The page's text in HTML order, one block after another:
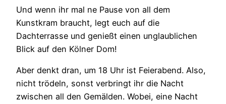
Und wenn ihr mal ne Pause von all dem
Kunstkram braucht, legt euch auf die
Dachterrasse und genießt einen unglaublichen
Blick auf den Kölner Dom!
Aber denkt dran, um 18 Uhr ist Feierabend. Also,
nicht trödeln, sonst verbringt ihr die Nacht
zwischen all den Gemälden. Wobei, eine Nacht